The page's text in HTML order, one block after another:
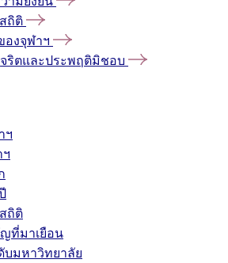
ถิติ
องจุฬาฯ
จริตและประพฤติมิชอบ
ฯ
ฯ
ถิติ
ที่มาเยือน
บมหาวิทยาลัย